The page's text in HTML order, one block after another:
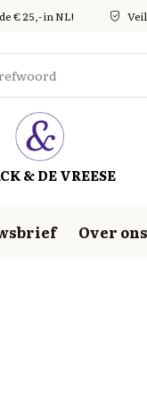
€ 25,- in NL!
& DE VREESE
Over ons